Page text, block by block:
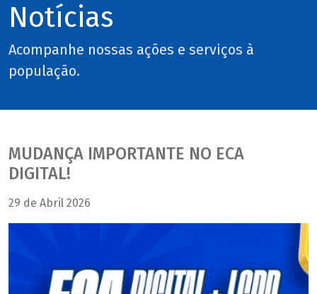
Notícias
Acompanhe nossas ações e serviços à
população.
MUDANÇA IMPORTANTE NO ECA
DIGITAL!
29 de Abril 2026